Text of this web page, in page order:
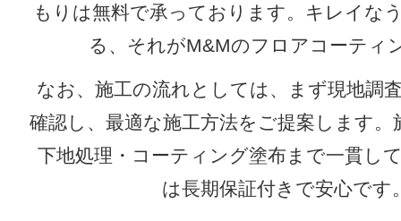
もりは無料で承っております。キレイな
る、それがM&Mのフロアコーティ
なお、施工の流れとしては、まず現地調
確認し、最適な施工方法をご提案します。
下地処理・コーティング塗布まで一貫し
は長期保証付きで安心です